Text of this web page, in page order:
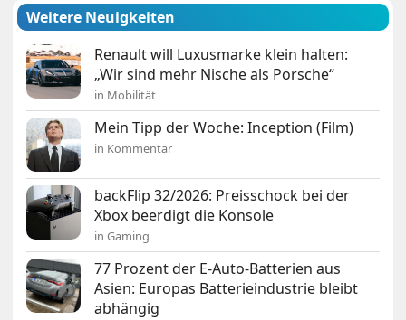
Weitere Neuigkeiten
Renault will Luxusmarke klein halten:
„Wir sind mehr Nische als Porsche“
in Mobilität
Mein Tipp der Woche: Inception (Film)
in Kommentar
backFlip 32/2026: Preisschock bei der
Xbox beerdigt die Konsole
in Gaming
77 Prozent der E-Auto-Batterien aus
Asien: Europas Batterieindustrie bleibt
abhängig